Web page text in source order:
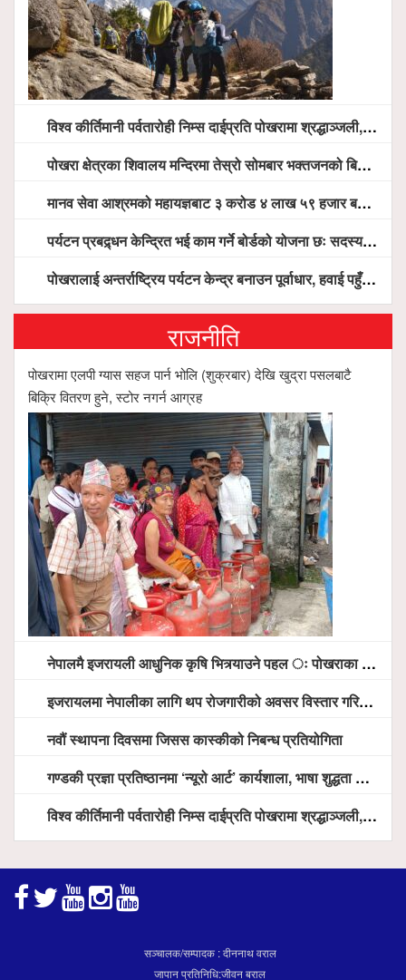
विश्व कीर्तिमानी पर्वतारोही निम्स दाईप्रति पोखरामा श्रद्धाञ्जली, दीप प्रज्वलन गर्दै योगदानको प्रशंसा (भिडियो सहित)
पोखरा क्षेत्रका शिवालय मन्दिरमा तेस्रो सोमबार भक्तजनको बिहानैदेखि घुइँचो
मानव सेवा आश्रमको महायज्ञबाट ३ करोड ४ लाख ५९ हजार बचत, १ करोड ४४ लाख उठ्न बाँकी, विना संचार माध्यम तर प्रचार प्रसारमै भयो १९ लाख खर्च !
पर्यटन प्रबद्र्धन केन्द्रित भई काम गर्ने बोर्डको योजना छः सदस्य पोखरेल, चलिय पोखरालाई थप प्रभावकारी बनाउन होटल संघको माग
पोखरालाई अन्तर्राष्ट्रिय पर्यटन केन्द्र बनाउन पूर्वाधार, हवाई पहुँच र प्राकृतिक सम्पदाको संरक्षणमा सरकार केन्द्रित हुन्छः मन्त्री पौडेल
राजनीति
पोखरामा एलपी ग्यास सहज पार्न भोलि (शुक्रबार) देखि खुद्रा पसलबाटै
बिक्रि वितरण हुने, स्टोर नगर्न आग्रह
नेपालमै इजरायली आधुनिक कृषि भित्र्याउने पहल ः पोखराका मेयर धनराज आचार्य र इजरायली राजदूतबीच सहकार्य विस्तारको संकेत
इजरायलमा नेपालीका लागि थप रोजगारीको अवसर विस्तार गरिने ः राजदूत बास
नवौं स्थापना दिवसमा जिसस कास्कीको निबन्ध प्रतियोगिता
गण्डकी प्रज्ञा प्रतिष्ठानमा ‘न्यूरो आर्ट’ कार्यशाला, भाषा शुद्धता अभियानदेखि अनुसन्धान प्रवर्द्धनसम्मका कार्यक्रम हुँदै
विश्व कीर्तिमानी पर्वतारोही निम्स दाईप्रति पोखरामा श्रद्धाञ्जली, दीप प्रज्वलन गर्दै योगदानको प्रशंसा (भिडियो सहित)
सञ्चालक/सम्पादक : दीननाथ वराल
जापान प्रतिनिधि:जीवन बराल